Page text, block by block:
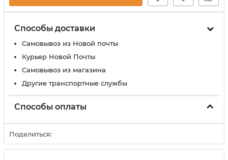
Способы доставки
Самовывоз из Новой почты
Курьер Новой Почты
Самовывоз из магазина
Другие транспортные службы
Способы оплаты
Поделиться: